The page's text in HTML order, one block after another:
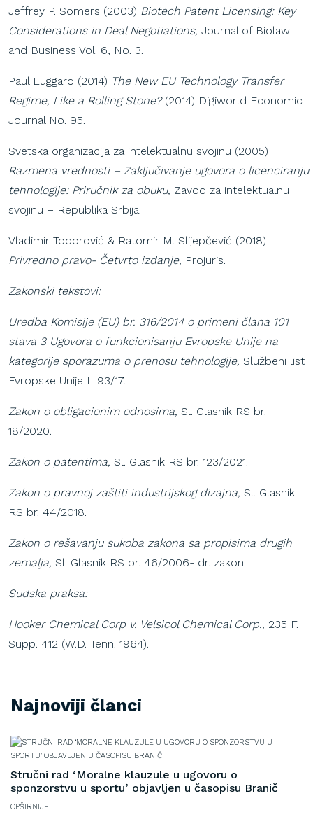
Jeffrey P. Somers (2003) Biotech Patent Licensing: Key
Considerations in Deal Negotiations, Journal of Biolaw
and Business Vol. 6, No. 3.
Paul Luggard (2014) The New EU Technology Transfer
Regime, Like a Rolling Stone? (2014) Digiworld Economic
Journal No. 95.
Svetska organizacija za intelektualnu svojinu (2005)
Razmena vrednosti – Zaključivanje ugovora o licenciranju
tehnologije: Priručnik za obuku, Zavod za intelektualnu
svojinu – Republika Srbija.
Vladimir Todorović & Ratomir M. Slijepčević (2018)
Privredno pravo- Četvrto izdanje, Projuris.
Zakonski tekstovi:
Uredba Komisije (EU) br. 316/2014 o primeni člana 101
stava 3 Ugovora o funkcionisanju Evropske Unije na
kategorije sporazuma o prenosu tehnologije, Službeni list
Evropske Unije L 93/17.
Zakon o obligacionim odnosima, Sl. Glasnik RS br.
18/2020.
Zakon o patentima, Sl. Glasnik RS br. 123/2021.
Zakon o pravnoj zaštiti industrijskog dizajna, Sl. Glasnik
RS br. 44/2018.
Zakon o rešavanju sukoba zakona sa propisima drugih
zemalja, Sl. Glasnik RS br. 46/2006- dr. zakon.
Sudska praksa:
Hooker Chemical Corp v. Velsicol Chemical Corp., 235 F.
Supp. 412 (W.D. Tenn. 1964).
Najnoviji članci
Stručni rad ‘Moralne klauzule u ugovoru o
sponzorstvu u sportu’ objavljen u časopisu Branič
OPŠIRNIJE